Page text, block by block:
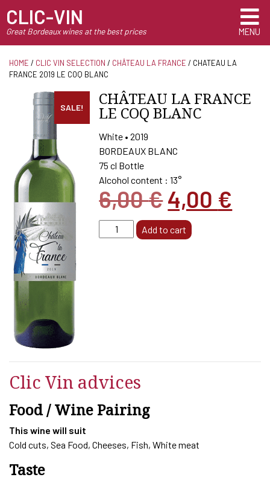
CLIC-VIN
Great Bordeaux wines at the best prices MENU
HOME / CLIC VIN SELECTION / CHÂTEAU LA FRANCE / CHATEAU LA
FRANCE 2019 LE COQ BLANC
SALE! CHÂTEAU LA FRANCE
LE COQ BLANC
White • 2019
BORDEAUX BLANC
75 cl Bottle
Alcohol content : 13°
6,00€Original
price
was:
4,00 €
CHATEAU
LA
Add to cart
Clic Vin advices
Food / Wine Pairing
This wine will suit
Cold cuts, Sea Food, Cheeses, Fish, White meat
Taste